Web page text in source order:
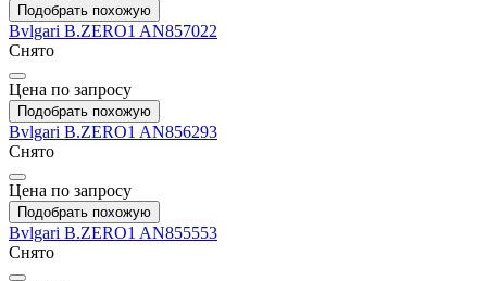
Подобрать похожую
Bvlgari B.ZERO1 AN857022
Снято
Цена по запросу
Подобрать похожую
Bvlgari B.ZERO1 AN856293
Снято
Цена по запросу
Подобрать похожую
Bvlgari B.ZERO1 AN855553
Снято